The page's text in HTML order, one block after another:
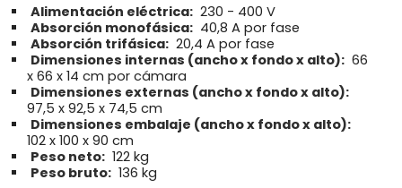
Alimentación eléctrica: 230 - 400 V
Absorción monofásica: 40,8 A por fase
Absorción trifásica: 20,4 A por fase
Dimensiones internas (ancho x fondo x alto): 66
x 66 x 14 cm por cámara
Dimensiones externas (ancho x fondo x alto):
97,5 x 92,5 x 74,5 cm
Dimensiones embalaje (ancho x fondo x alto):
102 x 100 x 90 cm
Peso neto: 122 kg
Peso bruto: 136 kg